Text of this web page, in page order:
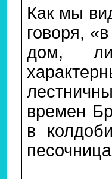
Как мы
говоря,
дом,
времен
в